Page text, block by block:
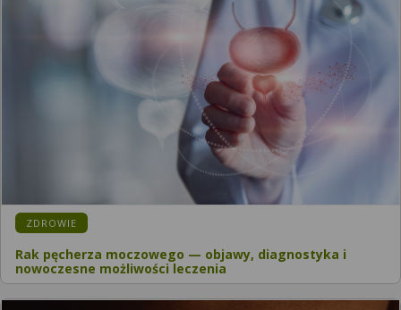
ZDROWIE
Rak pęcherza moczowego — objawy, diagnostyka i
nowoczesne możliwości leczenia